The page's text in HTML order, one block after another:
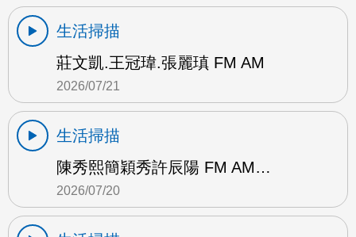
生活掃描
莊文凱.王冠瑋.張麗瑱 FM AM
2026/07/21
生活掃描
陳秀熙簡穎秀許辰陽 FM AM…
2026/07/20